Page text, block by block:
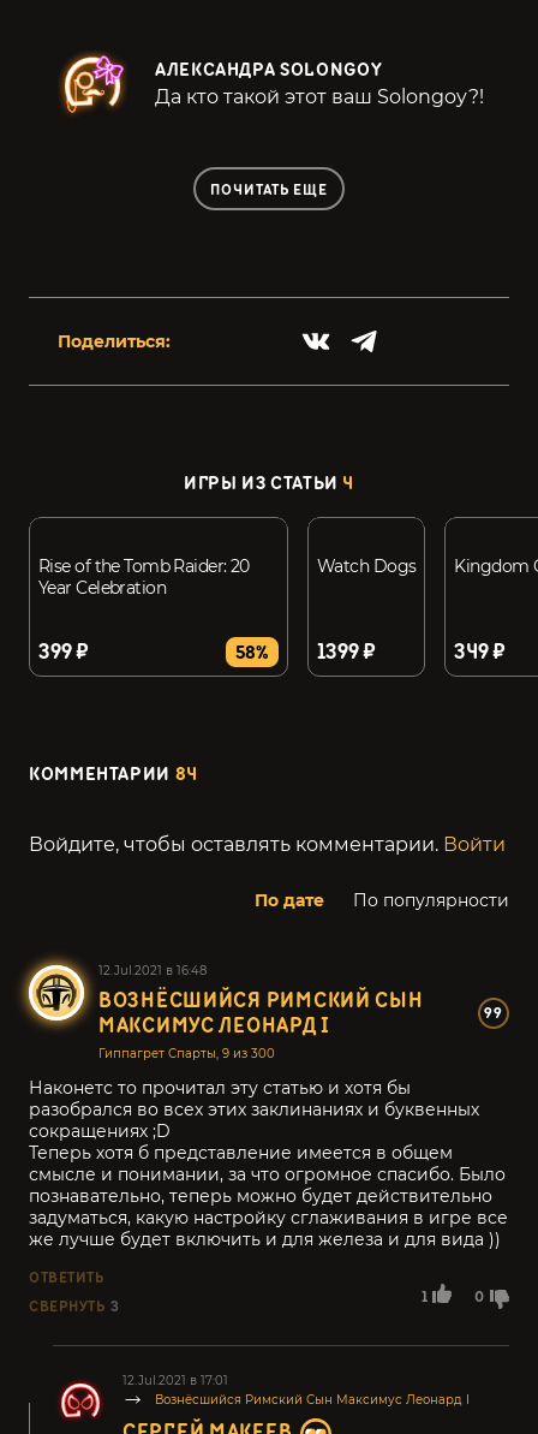
АЛЕКСАНДРА SOLONGOY
Да кто такой этот ваш Solongoy?!
ПОЧИТАТЬ ЕЩЕ
Поделиться:
ИГРЫ ИЗ СТАТЬИ 4
Rise of the Tomb Raider: 20
Year Celebration
399 ₽ 58%
Watch Dogs
1399 ₽
Kingdom
349 ₽
КОММЕНТАРИИ 84
Войдите, чтобы оставлять комментарии. Войти
По дате По популярности
12.Jul.2021 в 16:48
ВОЗНЁСШИЙСЯ РИМСКИЙ СЫН
МАКСИМУС ЛЕОНАРД I
99
Гиппагрет Спарты, 9 из 300
1 0
Наконетс то прочитал эту статью и хотя бы
разобрался во всех этих заклинаниях и буквенных
сокращениях ;D
Теперь хотя б представление имеется в общем
смысле и понимании, за что огромное спасибо. Было
познавательно, теперь можно будет действительно
задуматься, какую настройку сглаживания в игре все
же лучше будет включить и для железа и для вида ))
ОТВЕТИТЬ
СВЕРНУТЬ 3
12.Jul.2021 в 17:01
Вознёсшийся Римский Сын Максимус Леонард I